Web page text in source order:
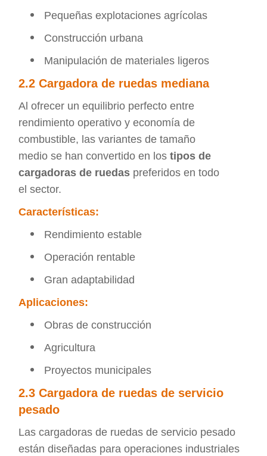
Pequeñas explotaciones agrícolas
Construcción urbana
Manipulación de materiales ligeros
2.2 Cargadora de ruedas mediana
Al ofrecer un equilibrio perfecto entre
rendimiento operativo y economía de
combustible, las variantes de tamaño
medio se han convertido en lostipos de
cargadoras de ruedas preferidos en todo
el sector.
Características:
Rendimiento estable
Operación rentable
Gran adaptabilidad
Aplicaciones:
Obras de construcción
Agricultura
Proyectos municipales
2.3 Cargadora de ruedas de servicio
pesado
Las cargadoras de ruedas de servicio pesado
están diseñadas para operaciones industriales